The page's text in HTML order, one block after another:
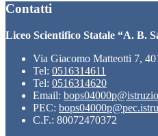
Contatti
Liceo Scientifico Statale “A. B.
Via Giacomo Matteotti 7,
Tel: 0516314611
Tel: 0516314620
Email:
PEC:
C.F.: 80072470372